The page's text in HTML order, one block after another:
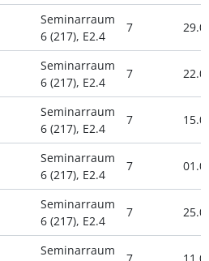
Seminarraum
6 (217), E2.4
7
Seminarraum
6 (217), E2.4
7
Seminarraum
6 (217), E2.4
7
Seminarraum
6 (217), E2.4
7
Seminarraum
6 (217), E2.4
7
Seminarraum